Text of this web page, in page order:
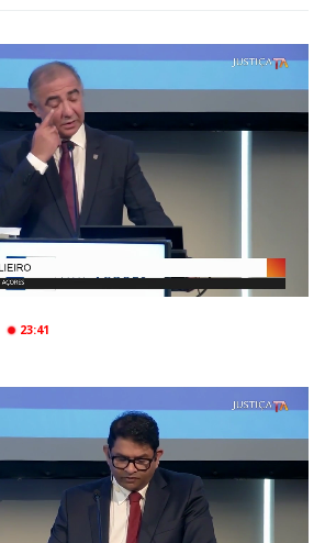
23:41